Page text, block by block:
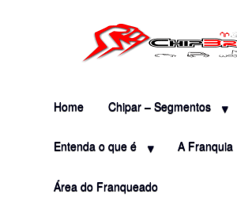
Home Chipar – Segmentos
Entenda o que é A Franquia
Área do Franqueado